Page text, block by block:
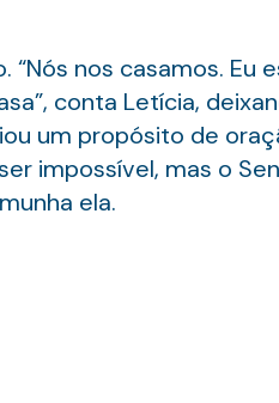
“Nós nos casamos.
conta Letícia,
um propósito de
impossível, mas o
ela.